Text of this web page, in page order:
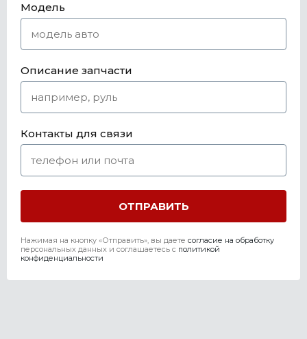
Модель
Описание запчасти
Контакты для связи
Нажимая на кнопку «Отправить», вы даете согласие на обработку
персональных данных и соглашаетесь c политикой
конфиденциальности